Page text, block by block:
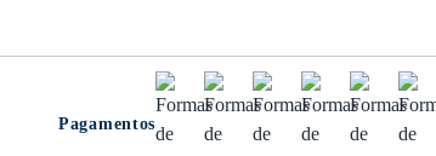
Pagamentos